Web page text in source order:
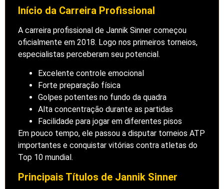
Início da Carreira Profissional
A carreira profissional de Jannik Sinner começou
oficialmente em 2018. Logo nos primeiros torneios,
especialistas perceberam seu potencial.
Excelente controle emocional
Forte preparação física
Golpes potentes no fundo da quadra
Alta concentração durante as partidas
Facilidade para jogar em diferentes pisos
Em pouco tempo, ele passou a disputar torneios ATP
importantes e conquistar vitórias contra atletas do
Top 10 mundial.
Principais Títulos de Jannik Sinner